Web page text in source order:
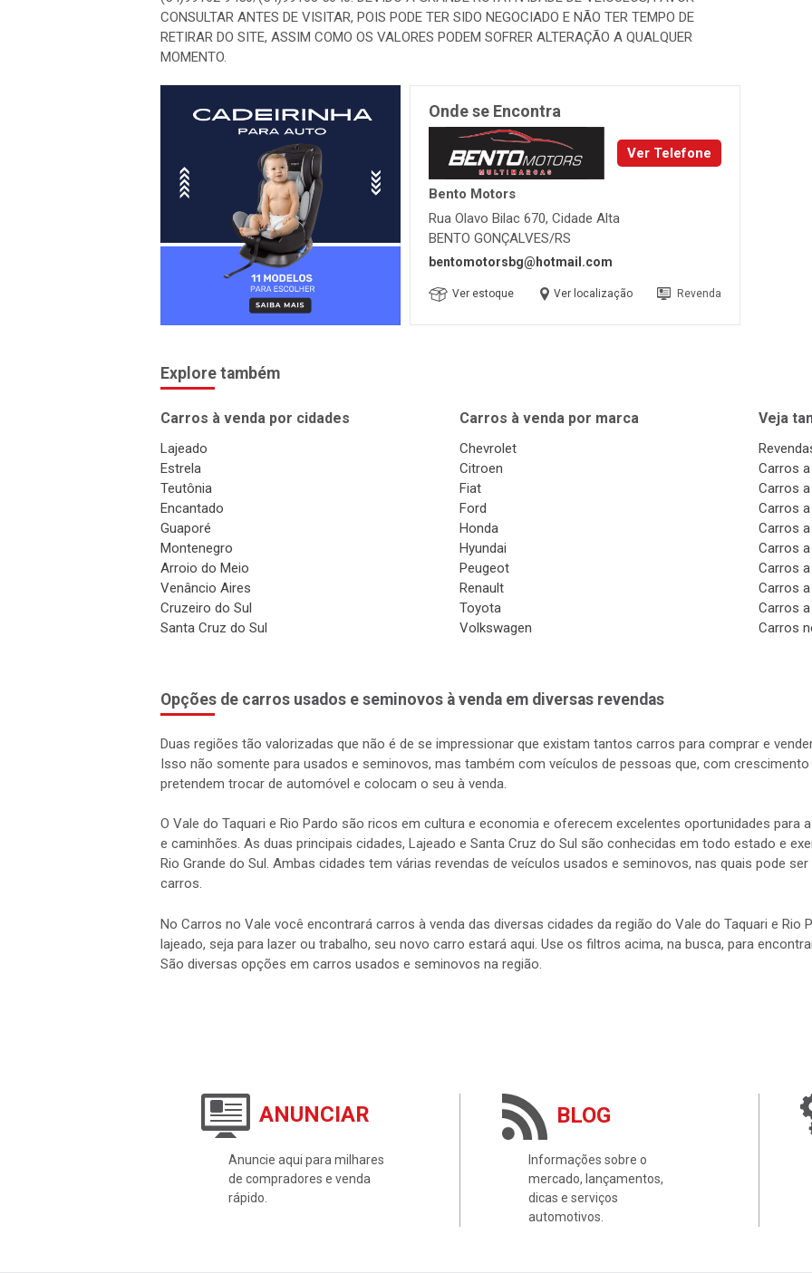
(54)99162 9450/(54)99163 5640. DEVIDO A GRANDE ROTATIVIDADE DE VEÍCULOS, FAVOR
CONSULTAR ANTES DE VISITAR, POIS PODE TER SIDO NEGOCIADO E NÃO TER TEMPO DE
RETIRAR DO SITE, ASSIM COMO OS VALORES PODEM SOFRER ALTERAÇÃO A QUALQUER
Onde se Encontra
Ver Telefone
Rua Olavo Bilac 670, Cidade Alta
BENTO GONÇALVES/RS
bentomotorsbg@hotmail.com
Explore também
Carros à venda por cidades
Lajeado
Estrela
Teutônia
Encantado
Guaporé
Montenegro
Arroio do Meio
Venâncio Aires
Cruzeiro do Sul
Carros à venda por marca
Chevrolet
Citroen
Fiat
Ford
Honda
Hyundai
Peugeot
Renault
Toyota
Volkswagen
Veja
Carros
Carros
Carros
Carros
Carros
Carros
Carros
Carros a
Opções de carros usados e seminovos à venda em diversas revendas
Duas regiões tão valorizadas que não é de se impressionar que existam tantos carros para comprar e
Isso não somente para usados e seminovos, mas também com veículos de pessoas que, com
pretendem trocar de automóvel e colocam o seu à venda.
O Vale do Taquari e Rio Pardo são ricos em cultura e economia e oferecem excelentes oportunidades para
e caminhões. As duas principais cidades, Lajeado e Santa Cruz do Sul são conhecidas em todo estado e
Rio Grande do Sul. Ambas cidades tem várias revendas de veículos usados e seminovos, nas quais pode
No Carros no Vale você encontrará carros à venda das diversas cidades da região do Vale do Taquari e Rio
lajeado, seja para lazer ou trabalho, seu novo carro estará aqui. Use os filtros acima, na busca, para
São diversas opções em carros usados e seminovos na região.
ANUNCIAR
Anuncie aqui para milhares
de compradores e venda
BLOG
Informações sobre o
mercado, lançamentos,
dicas e serviços